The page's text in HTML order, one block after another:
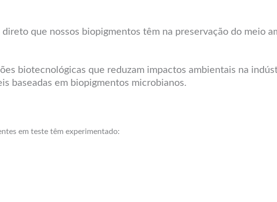
que nossos biopigmentos têm na preservação do meio
biotecnológicas que reduzam impactos ambientais na
baseadas em biopigmentos microbianos.
em teste têm experimentado: